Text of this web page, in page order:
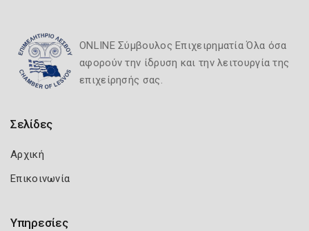
ONLINE Σύμβουλος Επιχειρηματία Όλα όσα
αφορούν την ίδρυση και την λειτουργία της
επιχείρησής σας.
Σελίδες
Αρχική
Επικοινωνία
Υπηρεσίες